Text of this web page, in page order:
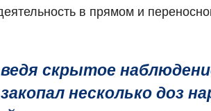
в прямом и
скрытое
несколько доз